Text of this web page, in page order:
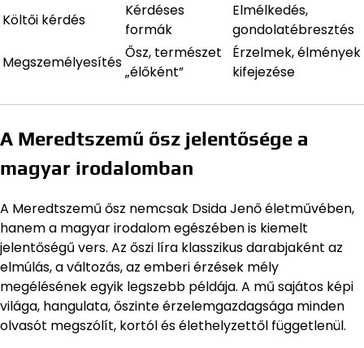
Költői kérdés
Kérdéses
formák
Elmélkedés,
gondolatébresztés
Megszemélyesítés
Ősz, természet
„élőként”
Érzelmek, élmények
kifejezése
A Meredtszemű ősz jelentősége a
magyar irodalomban
A Meredtszemű ősz nemcsak Dsida Jenő életművében,
hanem a magyar irodalom egészében is kiemelt
jelentőségű vers. Az őszi líra klasszikus darabjaként az
elmúlás, a változás, az emberi érzések mély
megélésének egyik legszebb példája. A mű sajátos képi
világa, hangulata, őszinte érzelemgazdagsága minden
olvasót megszólít, kortól és élethelyzettől függetlenül.